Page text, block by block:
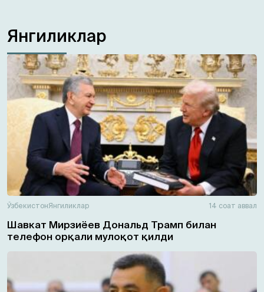
Янгиликлар
ЎзбекистонЯнгиликлар 14 соат аввал
Шавкат Мирзиёев Дональд Трамп билан
телефон орқали мулоқот қилди